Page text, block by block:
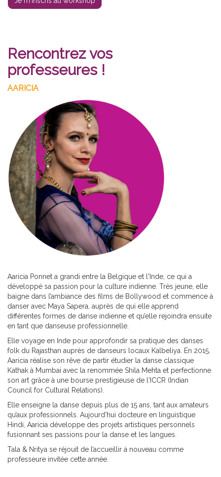
Rencontrez vos
professeures !
AARICIA
Aaricia Ponnet a grandi entre la Belgique et l'Inde, ce qui a
développé sa passion pour la culture indienne. Très jeune, elle
baigne dans l’ambiance des films de Bollywood et commence à
danser avec Maya Sapera, auprès de qui elle apprend
différentes formes de danse indienne et qu’elle rejoindra ensuite
en tant que danseuse professionnelle.
Elle voyage en Inde pour approfondir sa pratique des danses
folk du Rajasthan auprès de danseurs locaux Kalbeliya. En 2015,
Aaricia réalise son rêve de partir étudier la danse classique
Kathak à Mumbai avec la renommée Shila Mehta et perfectionne
son art grâce à une bourse prestigieuse de l'ICCR (Indian
Council for Cultural Relations).
Elle enseigne la danse depuis plus de 15 ans, tant aux amateurs
qu’aux professionnels. Aujourd'hui docteure en linguistique
Hindi, Aaricia développe des projets artistiques personnels
fusionnant ses passions pour la danse et les langues.
Tala & Nritya se réjouit de l’accueillir à nouveau comme
professeure invitée cette année.